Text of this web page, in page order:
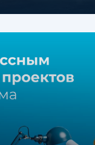
курс, который